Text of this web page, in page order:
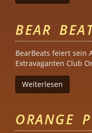
BEAR
BearBeats feiert sein
Extravaganten Club
Weiterlesen
ORANGE